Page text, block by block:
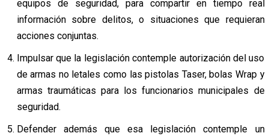
equipos de seguridad, para compartir en tiempo real
información sobre delitos, o situaciones que requieran
acciones conjuntas.
Impulsar que la legislación contemple autorización del uso
de armas no letales como las pistolas Taser, bolas Wrap y
armas traumáticas para los funcionarios municipales de
seguridad.
Defender además que esa legislación contemple un